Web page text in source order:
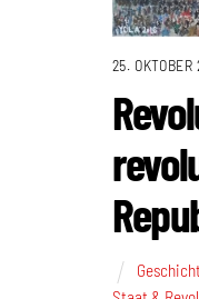
25. OKTOBER